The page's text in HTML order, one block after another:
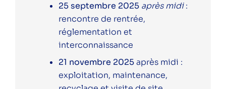
25 septembre 2025 après midi:
rencontre de rentrée,
réglementation et
interconnaissance
21 novembre 2025après midi :
exploitation, maintenance,